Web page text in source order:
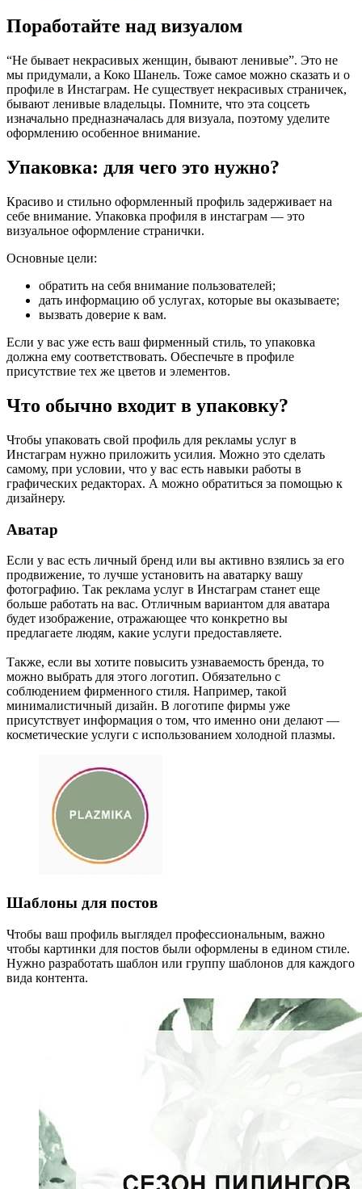
Поработайте над визуалом
“Не бывает некрасивых женщин, бывают ленивые”. Это не
мы придумали, а Коко Шанель. Тоже самое можно сказать и о
профиле в Инстаграм. Не существует некрасивых страничек,
бывают ленивые владельцы. Помните, что эта соцсеть
изначально предназначалась для визуала, поэтому уделите
оформлению особенное внимание.
Упаковка: для чего это нужно?
Красиво и стильно оформленный профиль задерживает на
себе внимание. Упаковка профиля в инстаграм — это
визуальное оформление странички.
Основные цели:
обратить на себя внимание пользователей;
дать информацию об услугах, которые вы оказываете;
вызвать доверие к вам.
Если у вас уже есть ваш фирменный стиль, то упаковка
должна ему соответствовать. Обеспечьте в профиле
присутствие тех же цветов и элементов.
Что обычно входит в упаковку?
Чтобы упаковать свой профиль для рекламы услуг в
Инстаграм нужно приложить усилия. Можно это сделать
самому, при условии, что у вас есть навыки работы в
графических редакторах. А можно обратиться за помощью к
дизайнеру.
Аватар
Если у вас есть личный бренд или вы активно взялись за его
продвижение, то лучше установить на аватарку вашу
фотографию. Так реклама услуг в Инстаграм станет еще
больше работать на вас. Отличным вариантом для аватара
будет изображение, отражающее что конкретно вы
предлагаете людям, какие услуги предоставляете.
Также, если вы хотите повысить узнаваемость бренда, то
можно выбрать для этого логотип. Обязательно с
соблюдением фирменного стиля. Например, такой
минималистичный дизайн. В логотипе фирмы уже
присутствует информация о том, что именно они делают —
косметические услуги с использованием холодной плазмы.
Шаблоны для постов
Чтобы ваш профиль выглядел профессиональным, важно
чтобы картинки для постов были оформлены в едином стиле.
Нужно разработать шаблон или группу шаблонов для каждого
вида контента.